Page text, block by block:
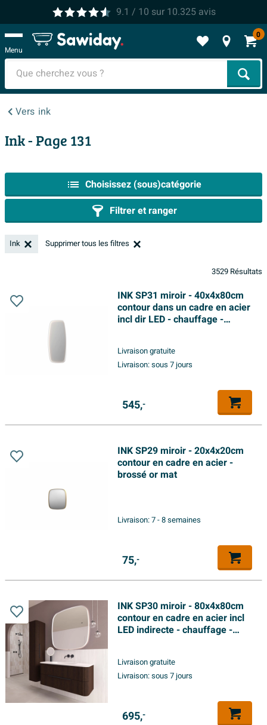
9.1 / 10 sur 10.325avis
Menu
0
Vers ink
Ink- Page 131
Choisissez (sous)catégorie
Filtrer et ranger
Ink Supprimer tous les filtres
3529 Résultats
INK SP31 miroir - 40x4x80cm
contour dans un cadre en acier
incl dir LED - chauffage -
blanc mat
Livraison gratuite
Livraison:sous 7 jours
545,-
INK SP29 miroir - 20x4x20cm
contour en cadre en acier -
brossé or mat
Livraison:7 - 8 semaines
75,-
INK SP30 miroir - 80x4x80cm
contour en cadre en acier incl
LED indirecte - chauffage -
blanc mat
Livraison gratuite
Livraison:sous 7 jours
695,-